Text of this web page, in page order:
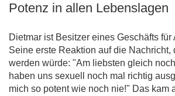
Potenz in allen Lebenslagen
Dietmar ist Besitzer eines Geschäfts für
Seine erste Reaktion auf die Nachricht,
werden würde: "Am liebsten gleich
haben uns sexuell noch mal richtig
mich so potent wie noch nie!" Das kam